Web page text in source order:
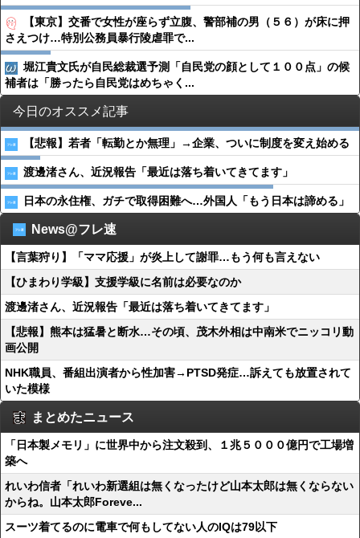
【東京】交番で女性が座らず立腹、警部補の男（５６）が床に押
さえつけ…特別公務員暴行陵虐罪で...
堀江貴文氏が自民総裁選予測「自民党の顔として１００点」の候
補者は「勝ったら自民党はめちゃく...
今日のオススメ記事
【悲報】若者「転勤とか無理」→企業、ついに制度を変え始める
渡邊渚さん、近況報告「最近は落ち着いてきてます」
日本の永住権、ガチで取得困難へ…外国人「もう日本は諦める」
News@フレ速
【言葉狩り】「ママ応援」が炎上して謝罪…もう何も言えない
【ひまわり学級】支援学級に名前は必要なのか
渡邊渚さん、近況報告「最近は落ち着いてきてます」
【悲報】熊本は猛暑と断水…その頃、茂木外相は中南米でニッコリ動
画公開
NHK職員、番組出演者から性加害→PTSD発症…訴えても放置されて
いた模様
まとめたニュース
「日本製メモリ」に世界中から注文殺到、１兆５０００億円で工場増
築へ
れいわ信者「れいわ新選組は無くなったけど山本太郎は無くならない
からね。山本太郎Foreve...
スーツ着てるのに電車で何もしてない人のIQは79以下